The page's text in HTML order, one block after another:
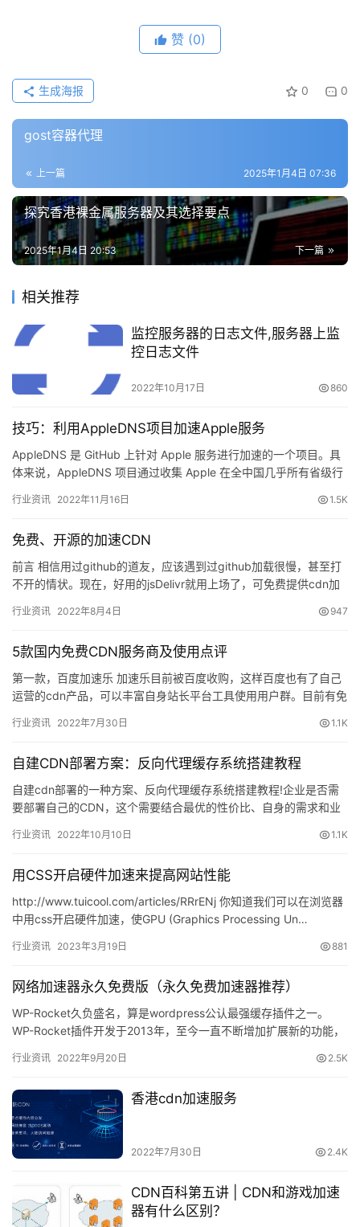
问
答
区
优
速
盾
动
态
登录 注册
赞 (0)
0 0
生成海报
gost容器代理
上一篇 2025年1月4日 07:36
探究香港裸金属服务器及其选择要点
下一篇
2025年1月4日 20:53
相关推荐
监控服务器的日志文件,服务器上监
控日志文件
2022年10月17日 860
技巧：利用AppleDNS项目加速Apple服务
AppleDNS 是 GitHub 上针对 Apple 服务进行加速的一个项目。具
体来说，AppleDNS 项目通过收集 Apple 在全中国几乎所有省级行
行业资讯 2022年11月16日 1.5K
免费、开源的加速CDN
前言 相信用过github的道友，应该遇到过github加载很慢，甚至打
不开的情状。现在，好用的jsDelivr就用上场了，可免费提供cdn加
行业资讯 2022年8月4日 947
5款国内免费CDN服务商及使用点评
第一款，百度加速乐 加速乐目前被百度收购，这样百度也有了自己
运营的cdn产品，可以丰富自身站长平台工具使用用户群。目前有免
行业资讯 2022年7月30日 1.1K
自建CDN部署方案：反向代理缓存系统搭建教程
自建cdn部署的一种方案、反向代理缓存系统搭建教程!企业是否需
要部署自己的CDN，这个需要结合最优的性价比、自身的需求和业
行业资讯 2022年10月10日 1.1K
用CSS开启硬件加速来提高网站性能
http://www.tuicool.com/articles/RRrENj 你知道我们可以在浏览器
中用css开启硬件加速，使GPU (Graphics Processing Un…
行业资讯 2023年3月19日 881
网络加速器永久免费版（永久免费加速器推荐）
WP-Rocket久负盛名，算是wordpress公认最强缓存插件之一。
WP-Rocket插件开发于2013年，至今一直不断增加扩展新的功能，
行业资讯 2022年9月20日 2.5K
香港cdn加速服务
2022年7月30日 2.4K
CDN百科第五讲 | CDN和游戏加速
器有什么区别？